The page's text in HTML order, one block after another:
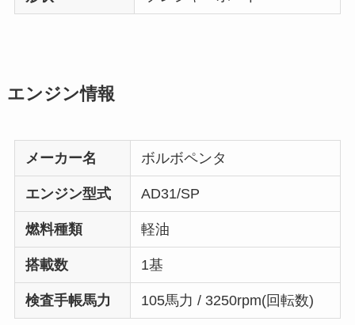
エンジン情報
メーカー名 ボルボペンタ
エンジン型式 AD31/SP
燃料種類 軽油
搭載数 1基
検査手帳馬力 105馬力 / 3250rpm(回転数)